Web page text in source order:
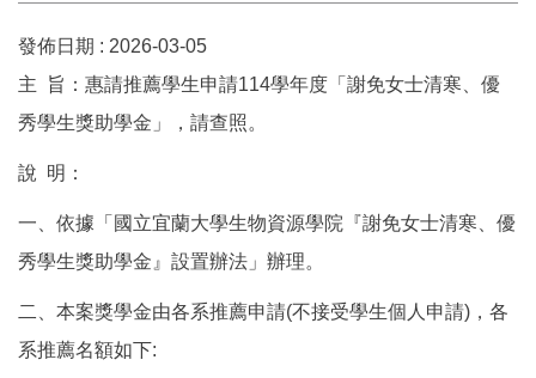
發佈日期 : 2026-03-05
主 旨：惠請推薦學生申請114學年度「謝免女士清寒、優
秀學生獎助學金」，請查照。
說 明：
一、依據「國立宜蘭大學生物資源學院『謝免女士清寒、優
秀學生獎助學金』設置辦法」辦理。
二、本案獎學金由各系推薦申請(不接受學生個人申請)，各
系推薦名額如下: